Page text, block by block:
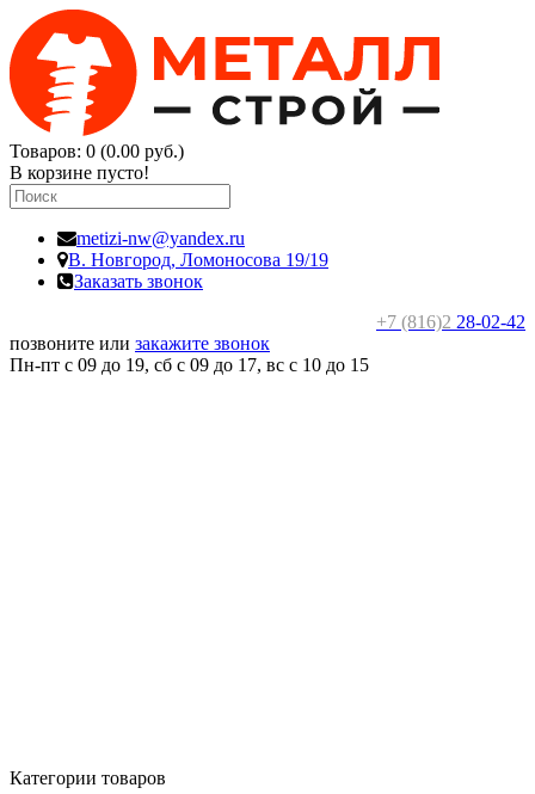
Товаров: 0 (0.00 руб.)
В корзине пусто!
metizi-nw@yandex.ru
В. Новгород, Ломоносова 19/19
Заказать звонок
+7 (816)2 28-02-42
позвоните или закажите звонок
Пн-пт с 09 до 19, сб с 09 до 17, вс c 10 до 15
Категории товаров